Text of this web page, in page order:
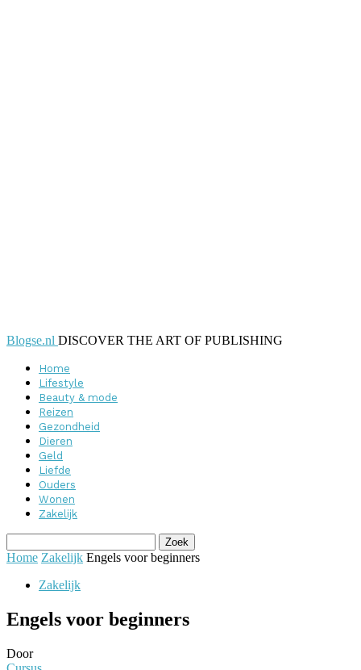
Blogse.nl DISCOVER THE ART OF PUBLISHING
Home
Lifestyle
Beauty & mode
Reizen
Gezondheid
Dieren
Geld
Liefde
Ouders
Wonen
Zakelijk
Home Zakelijk Engels voor beginners
Zakelijk
Engels voor beginners
Door